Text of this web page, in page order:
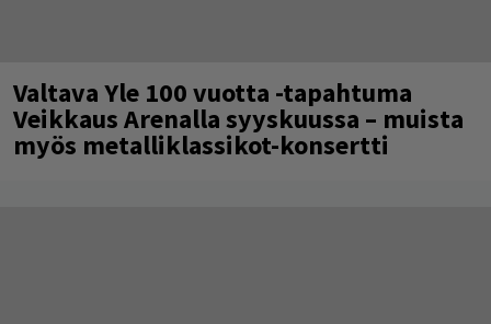
Valtava Yle 100 vuotta -tapahtuma
Veikkaus Arenalla syyskuussa – muista
myös metalliklassikot-konsertti